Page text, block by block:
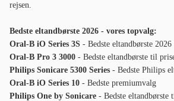
rejsen.
Bedste eltandbørste 2026 - vores topvalg:
Oral-B iO Series 3S - Bedste eltandbørste 2026
Oral-B Pro 3 3000 - Bedste eltandbørste til
Philips Sonicare 5300 Series - Bedste Philips
Oral-B iO Series 10 - Bedste premiumvalg
Philips One by Sonicare - Bedste eltandbørste